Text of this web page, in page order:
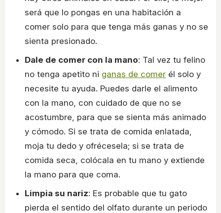
será que lo pongas en una habitación a
comer solo para que tenga más ganas y no se
sienta presionado.
Dale de comer con la mano: Tal vez tu felino
no tenga apetito ni ganas de comer él solo y
necesite tu ayuda. Puedes darle el alimento
con la mano, con cuidado de que no se
acostumbre, para que se sienta más animado
y cómodo. Si se trata de comida enlatada,
moja tu dedo y ofrécesela; si se trata de
comida seca, colócala en tu mano y extiende
la mano para que coma.
Limpia su nariz: Es probable que tu gato
pierda el sentido del olfato durante un periodo